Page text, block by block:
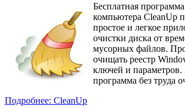
Бесплатная
компьютера CleanUp
простое и легкое
очистки диска от
мусорных файлов.
очищать реестр
ключей и параметров.
программа без труда
Подробнее: CleanUp